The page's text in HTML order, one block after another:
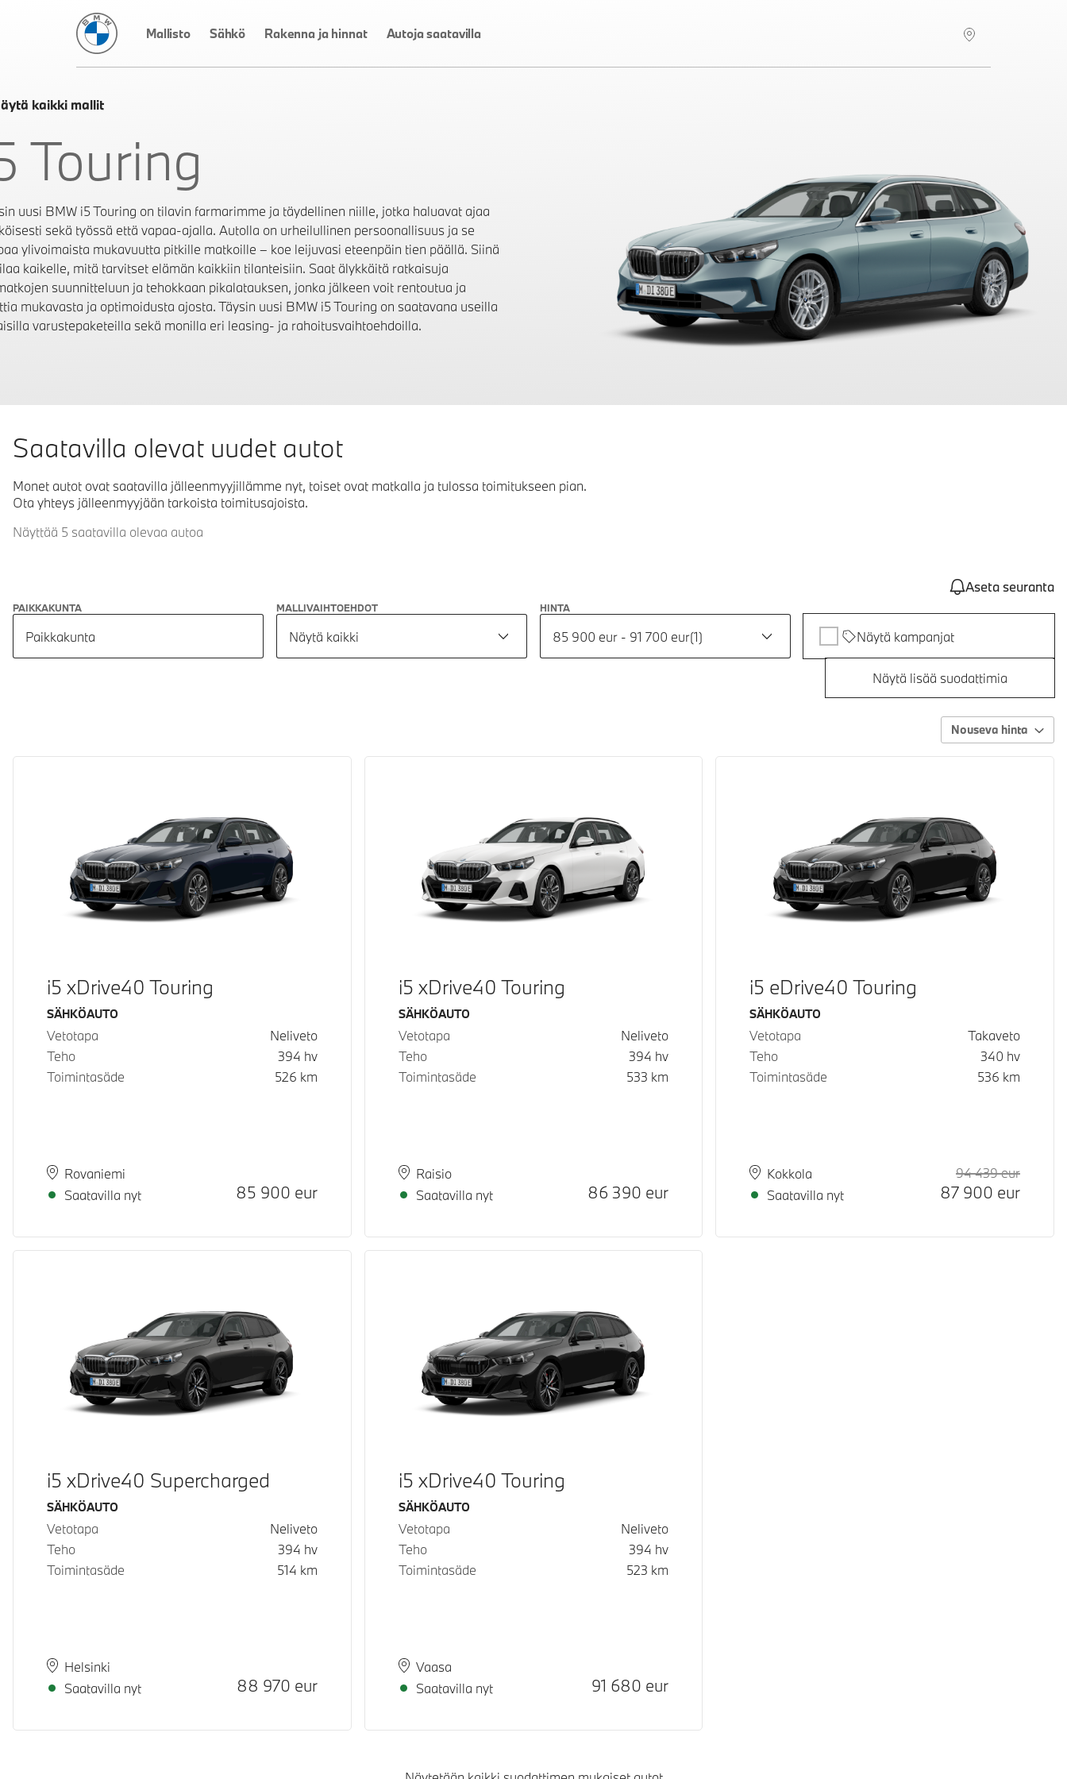
BMW Suomi
Mallisto Sähkö Rakenna ja hinnat Autoja saatavilla
kaikki mallit
Touring
uusi BMW i5 Touring on tilavin farmarimme ja täydellinen niille, jotka haluavat ajaa
sekä työssä että vapaa-ajalla. Autolla on urheilullinen persoonallisuus ja se
ylivoimaista mukavuutta pitkille matkoille – koe leijuvasi eteenpäin tien päällä. Siinä
kaikelle, mitä tarvitset elämän kaikkiin tilanteisiin. Saat älykkäitä ratkaisuja
suunnitteluun ja tehokkaan pikalatauksen, jonka jälkeen voit rentoutua ja
mukavasta ja optimoidusta ajosta. Täysin uusi BMW i5 Touring on saatavana useilla
varustepaketeilla sekä monilla eri leasing- ja rahoitusvaihtoehdoilla.
Saatavilla olevat uudet autot
Monet autot ovat saatavilla jälleenmyyjillämme nyt, toiset ovat matkalla ja tulossa toimitukseen pian.
Ota yhteys jälleenmyyjään tarkoista toimitusajoista.
Näyttää 5 saatavilla olevaa autoa
Aseta seuranta
PAIKKAKUNTA
Paikkakunta
MALLIVAIHTOEHDOT
Näytä kaikki
HINTA
85 900 eur - 91 700 eur(1) Näytä kampanjat
Näytä lisää suodattimia
Nouseva hinta
i5 xDrive40 Touring
Käyttövoima
SÄHKÖAUTO
Vetotapa
Neliveto
Teho
394 hv
Toimintasäde
526 km
Paikkakunta
Rovaniemi
Toimitusaika
Saatavilla nyt
Hinta
85 900 eur
i5 xDrive40 Touring
Käyttövoima
SÄHKÖAUTO
Vetotapa
Neliveto
Teho
394 hv
Toimintasäde
533 km
Paikkakunta
Raisio
Toimitusaika
Saatavilla nyt
Hinta
86 390 eur
i5 eDrive40 Touring
Käyttövoima
SÄHKÖAUTO
Vetotapa
Takaveto
Teho
340 hv
Toimintasäde
536 km
Paikkakunta
Kokkola
Toimitusaika
Saatavilla nyt
94 439eurHinta
87 900 eur
i5 xDrive40 Supercharged
Käyttövoima
SÄHKÖAUTO
Vetotapa
Neliveto
Teho
394 hv
Toimintasäde
514 km
Paikkakunta
Helsinki
Toimitusaika
Saatavilla nyt
Hinta
88 970 eur
i5 xDrive40 Touring
Käyttövoima
SÄHKÖAUTO
Vetotapa
Neliveto
Teho
394 hv
Toimintasäde
523 km
Paikkakunta
Vaasa
Toimitusaika
Saatavilla nyt
Hinta
91 680 eur